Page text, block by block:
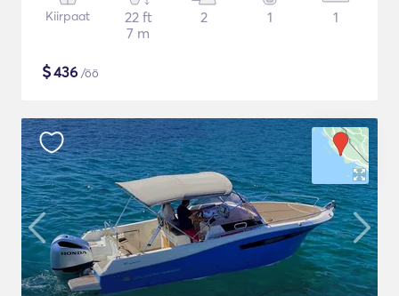
Kiirpaat
22 ft
7 m
2 1 1
$436 /öö